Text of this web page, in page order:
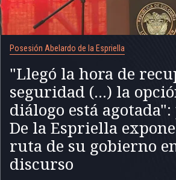
Posesión Abelardo de la Espriella
"Llegó la hora de
seguridad (...) la
diálogo está
De la Espriella
ruta de su gobierno
discurso